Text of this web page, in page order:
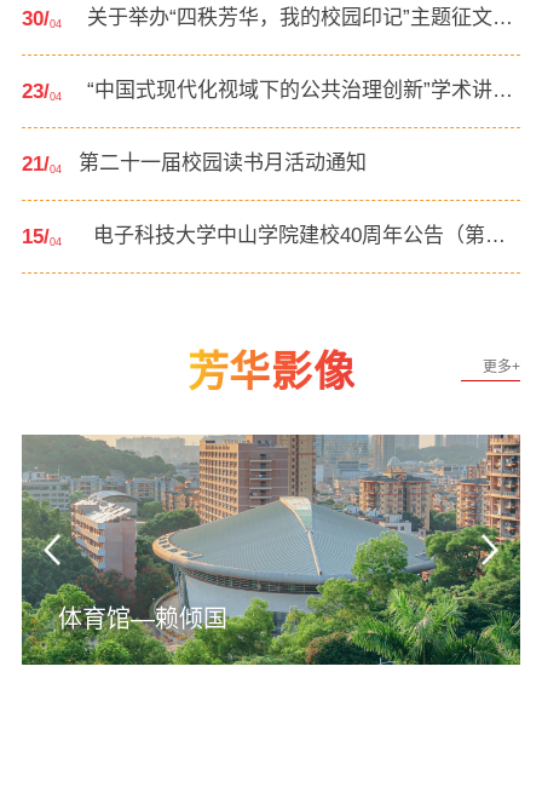
30/04
关于举办“四秩芳华，我的校园印记”主题征文活
动的通知
23/04
“中国式现代化视域下的公共治理创新”学术讲座
通知
21/04 第二十一届校园读书月活动通知
15/04
电子科技大学中山学院建校40周年公告（第一
号）
芳华影像 更多+
体育馆—赖倾国